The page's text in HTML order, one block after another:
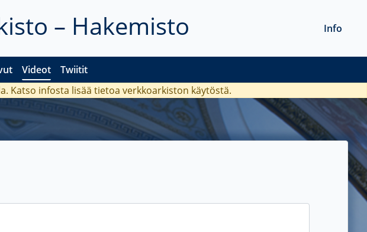
– Hakemisto
Videot Twiitit
Info
Katso infosta lisää tietoa verkkoarkiston käytöstä.